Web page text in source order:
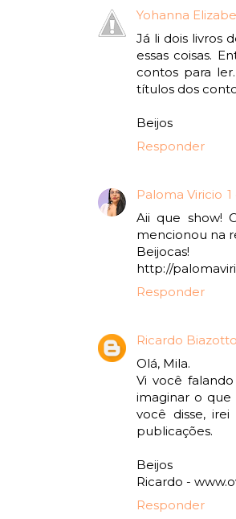
Yohanna
Já li dois livros
essas coisas.
contos para
títulos dos
Beijos
Responder
Paloma Viricio
Aii que show!
mencionou na
Beijocas!
http://
Responder
Ricardo Biazotto
Olá, Mila.
Vi você
imaginar o que
você disse,
publicações.
Beijos
Ricardo -
Responder